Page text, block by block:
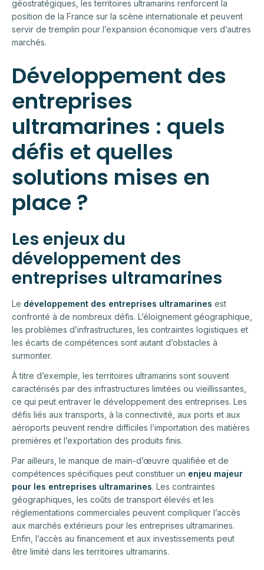
géostratégiques, les territoires ultramarins renforcent la
position de la France sur la scène internationale et peuvent
servir de tremplin pour l’expansion économique vers d’autres
marchés.
Développement des
entreprises
ultramarines : quels
défis et quelles
solutions mises en
place ?
Les enjeux du
développement des
entreprises ultramarines
Le développement des entreprises ultramarines est
confronté à de nombreux défis. L’éloignement géographique,
les problèmes d’infrastructures, les contraintes logistiques et
les écarts de compétences sont autant d’obstacles à
surmonter.
À titre d’exemple, les territoires ultramarins sont souvent
caractérisés par des infrastructures limitées ou vieillissantes,
ce qui peut entraver le développement des entreprises. Les
défis liés aux transports, à la connectivité, aux ports et aux
aéroports peuvent rendre difficiles l’importation des matières
premières et l’exportation des produits finis.
Par ailleurs, le manque de main-d’œuvre qualifiée et de
compétences spécifiques peut constituer un enjeu majeur
pour les entreprises ultramarines. Les contraintes
géographiques, les coûts de transport élevés et les
réglementations commerciales peuvent compliquer l’accès
aux marchés extérieurs pour les entreprises ultramarines.
Enfin, l’accès au financement et aux investissements peut
être limité dans les territoires ultramarins.